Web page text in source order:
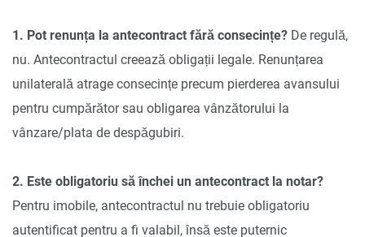
1. Pot renunța la antecontract fără consecințe? De regulă,
nu. Antecontractul creează obligații legale. Renunțarea
unilaterală atrage consecințe precum pierderea avansului
pentru cumpărător sau obligarea vânzătorului la
vânzare/plata de despăgubiri.
2. Este obligatoriu să închei un antecontract la notar?
Pentru imobile, antecontractul nu trebuie obligatoriu
autentificat pentru a fi valabil, însă este puternic